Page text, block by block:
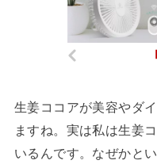
生姜ココアが美容やダ
ますね。実は私は生姜
いるんです。なぜかと